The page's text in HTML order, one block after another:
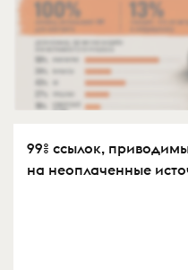
99% ссылок,
на неоплаченные